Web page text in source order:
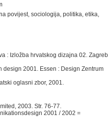
povijest ,sociologija ,politika ,etika
: Izložba hrvatskog dizajna 02. Zagreb
design 2001. Essen : Design Zentrum
oglasni zbor, 2001.
2003. Str. 76-77.
2001 / 2002 =